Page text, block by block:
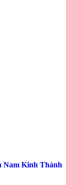
Nam Kinh Thành